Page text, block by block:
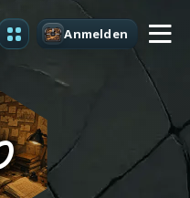
Anmelden